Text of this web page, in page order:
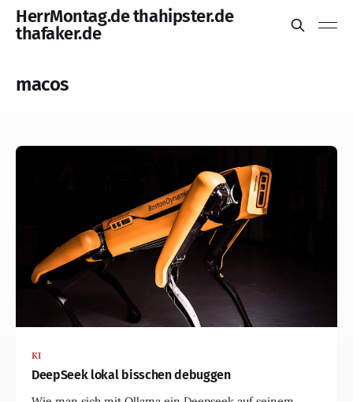
HerrMontag.de thahipster.de
thafaker.de
macos
KI
DeepSeek lokal bisschen debuggen